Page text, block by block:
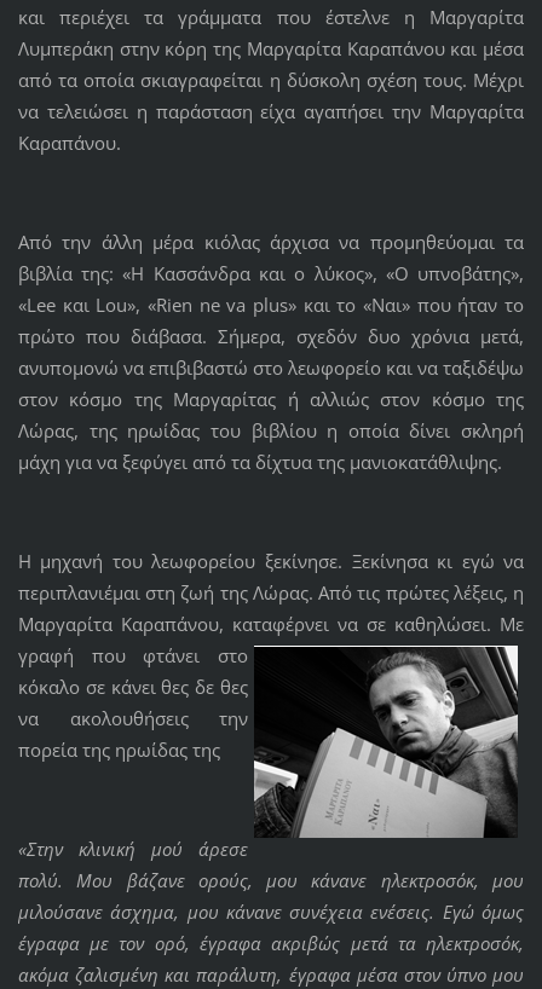
και περιέχει τα γράμματα που έστελνε η Μαργαρίτα
Λυμπεράκη στην κόρη της Μαργαρίτα Καραπάνου και μέσα
από τα οποία σκιαγραφείται η δύσκολη σχέση τους. Μέχρι
να τελειώσει η παράσταση είχα αγαπήσει την Μαργαρίτα
Καραπάνου.
Από την άλλη μέρα κιόλας άρχισα να προμηθεύομαι τα
βιβλία της: «Η Κασσάνδρα και ο λύκος», «Ο υπνοβάτης»,
«Lee και Lou», «Rien ne va plus» και το «Ναι» που ήταν το
πρώτο που διάβασα. Σήμερα, σχεδόν δυο χρόνια μετά,
ανυπομονώ να επιβιβαστώ στο λεωφορείο και να ταξιδέψω
στον κόσμο της Μαργαρίτας ή αλλιώς στον κόσμο της
Λώρας, της ηρωίδας του βιβλίου η οποία δίνει σκληρή
μάχη για να ξεφύγει από τα δίχτυα της μανιοκατάθλιψης.
Η μηχανή του λεωφορείου ξεκίνησε. Ξεκίνησα κι εγώ να
περιπλανιέμαι στη ζωή της Λώρας. Από τις πρώτες λέξεις, η
Μαργαρίτα Καραπάνου, καταφέρνει να σε καθηλώσει. Με
γραφή που φτάνει στο
κόκαλο σε κάνει θες δε θες
να ακολουθήσεις την
πορεία της ηρωίδας της
«Στην κλινική μού άρεσε
πολύ. Μου βάζανε ορούς, μου κάνανε ηλεκτροσόκ, μου
μιλούσανε άσχημα, μου κάνανε συνέχεια ενέσεις. Εγώ όμως
έγραφα με τον ορό, έγραφα ακριβώς μετά τα ηλεκτροσόκ,
ακόμα ζαλισμένη και παράλυτη, έγραφα μέσα στον ύπνο μου